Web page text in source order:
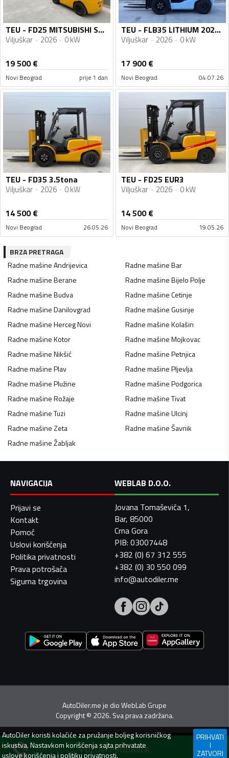
POZOVI PRODAVCA
TEU - FD25 MITSUBISHI S4S KABINA TRIPLEX
Viljuškar 2026 0 kW
19 500€
Novi Beograd prije 1 dan
TEU - FLB35 LITHIUM 2026. godište - Novo
Viljuškar 2026 0 kW
17 900€
Novi Beograd 04.07.26
TEU - FD35 3.5tona
Viljuškar 2026 0 kW
14 500€
Novi Beograd 26.05.26
TEU - FD25 EUR3
Viljuškar 2026 0 kW
14 500€
Novi Beograd 19.05.26
BRZA PRETRAGA
Radne mašineAndrijevica Radne mašineBar
Radne mašineBerane Radne mašineBijelo Polje
Radne mašineBudva Radne mašineCetinje
Radne mašineDanilovgrad Radne mašineGusinje
Radne mašineHerceg Novi Radne mašineKolašin
Radne mašineKotor Radne mašineMojkovac
Radne mašineNikšić Radne mašinePetnjica
Radne mašinePlav Radne mašinePljevlja
Radne mašinePlužine Radne mašinePodgorica
Radne mašineRožaje Radne mašineTivat
Radne mašineTuzi Radne mašineUlcinj
Radne mašineZeta Radne mašineŠavnik
Radne mašineŽabljak
NAVIGACIJA
Prijavi se
Kontakt
Pomoć
Uslovi korišćenja
Politika privatnosti
Prava potrošača
Sigurna trgovina
WEBLAB D.O.O.
Jovana Tomaševića 1,
Bar, 85000
Crna Gora
PIB: 03007448
+382 (0) 67 312 555
+382 (0) 30 550 099
info@autodiler.me
AutoDiler.me je dioWebLab Grupe
Copyright© 2026. Sva prava zadržana.
AutoDilerkoristi kolačiće za pružanje boljeg korisničkog
iskustva. Nastavkom korišćenja sajta prihvatate
uslove korišćenjaipolitiku privatnosti.
PRIHVATI
I
ZATVORI